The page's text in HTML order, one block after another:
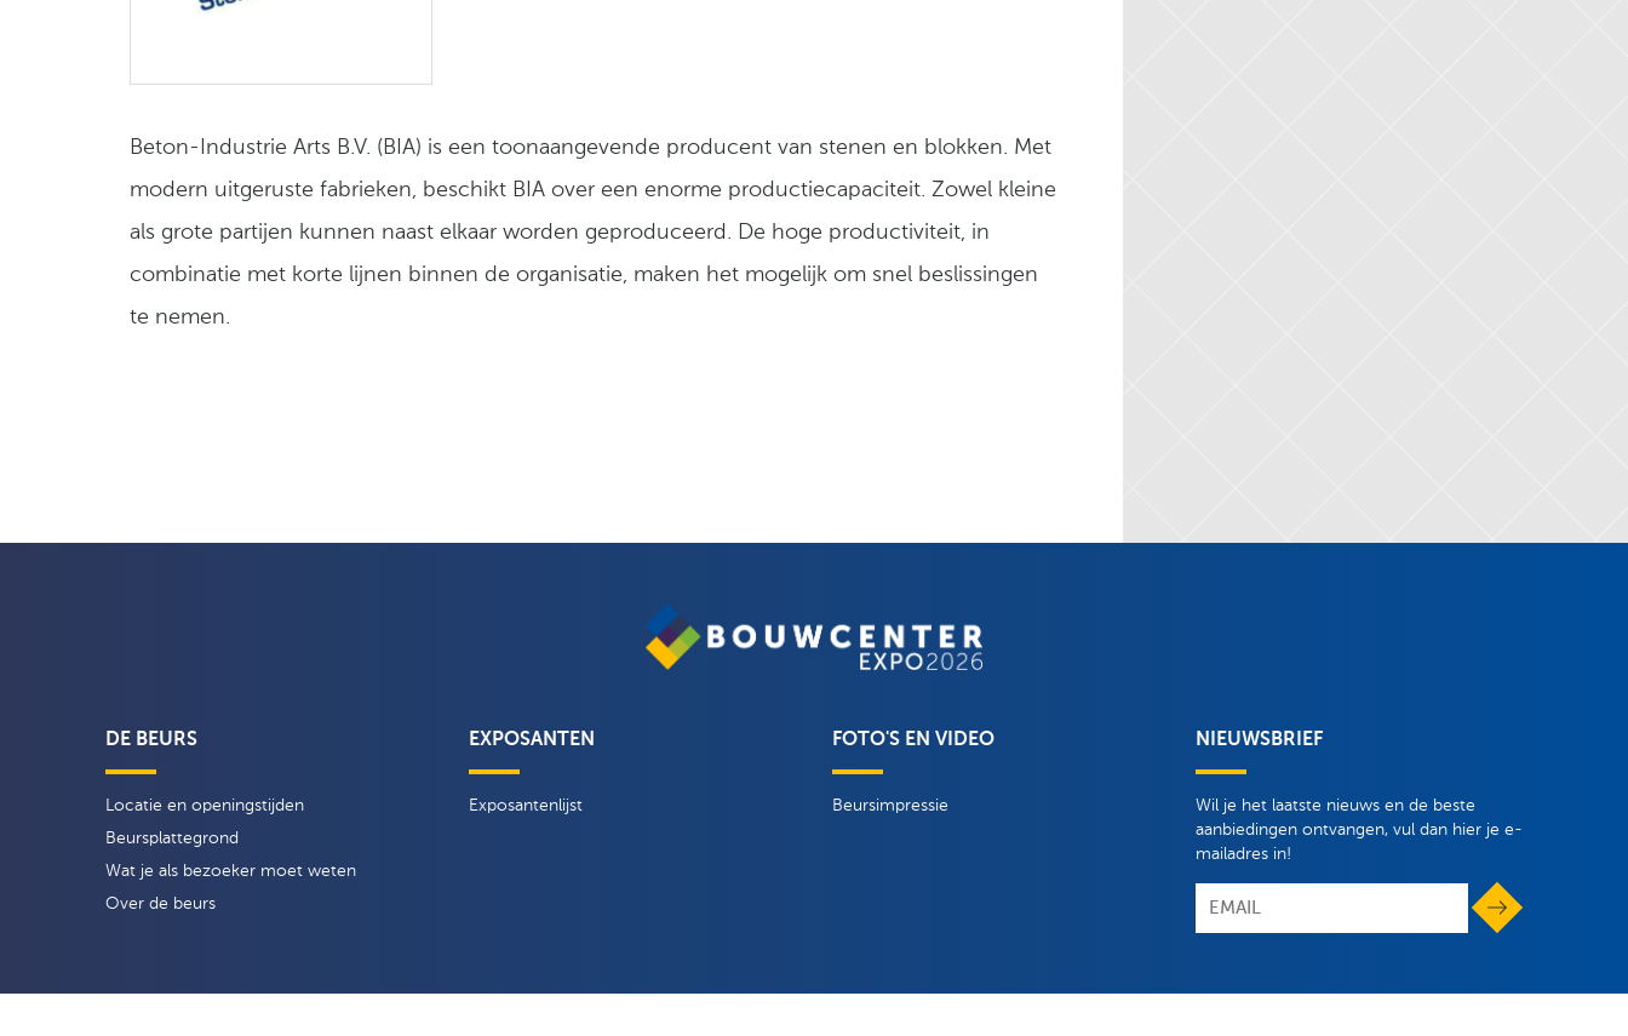
Beton-Industrie Arts B.V. (BIA) is een toonaangevende producent van stenen en blokken. Met
modern uitgeruste fabrieken, beschikt BIA over een enorme productiecapaciteit. Zowel kleine
als grote partijen kunnen naast elkaar worden geproduceerd. De hoge productiviteit, in
combinatie met korte lijnen binnen de organisatie, maken het mogelijk om snel beslissingen
te nemen.
DE BEURS
Locatie en openingstijden
Beursplattegrond
Wat je als bezoeker moet weten
Over de beurs
EXPOSANTEN
Exposantenlijst
FOTO'S EN VIDEO
Beursimpressie
NIEUWSBRIEF
Wil je het laatste nieuws en de beste
aanbiedingen ontvangen, vul dan hier je e-
mailadres in!